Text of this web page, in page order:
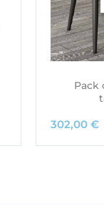
Pack
302,00 €